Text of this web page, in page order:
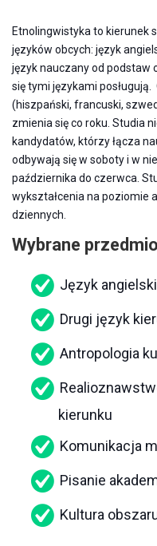
Etnolingwistyka to kierunek
języków obcych: język
język nauczany od podstaw
się tymi językami
(hiszpański, francuski,
zmienia się co roku. Studia
kandydatów, którzy łącza
odbywają się w soboty i w
października do czerwca.
wykształcenia na poziomie
dziennych.
Wybrane
Język angielski
Drugi język
Antropologia
kierunku
Komunikacja
Pisanie
Kultura